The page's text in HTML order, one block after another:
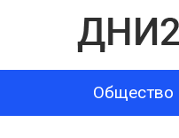
Общество
ЭКОНОМИКА